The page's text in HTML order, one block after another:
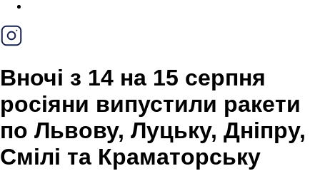
Вночі з 14 на 15 серпня
росіяни випустили ракети
по Львову, Луцьку, Дніпру,
Смілі та Краматорську